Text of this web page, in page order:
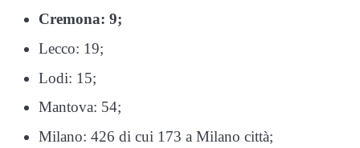
Cremona: 9;
Lecco: 19;
Lodi: 15;
Mantova: 54;
Milano: 426 di cui 173 a Milano città;